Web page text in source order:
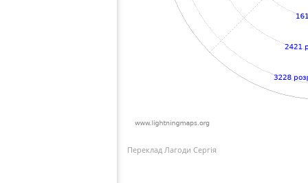
Переклад Лагоди Сергія